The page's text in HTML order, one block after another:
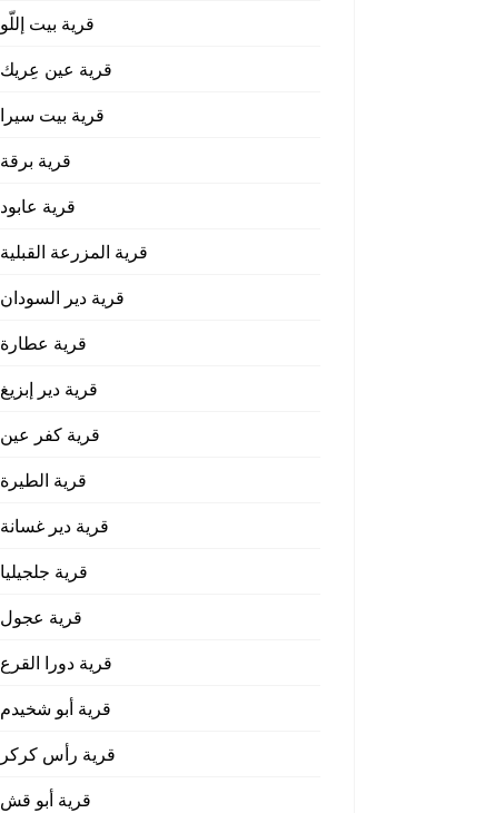
قرية بيت إللّو
قرية عين عِريك
قرية بيت سيرا
قرية برقة
قرية عابود
قرية المزرعة القبلية
قرية دير السودان
قرية عطارة
قرية دير إبزيغ
قرية كفر عين
قرية الطيرة
قرية دير غسانة
قرية جلجيليا
قرية عجول
قرية دورا القرع
قرية أبو شخيدم
قرية رأس كركر
قرية أبو قش